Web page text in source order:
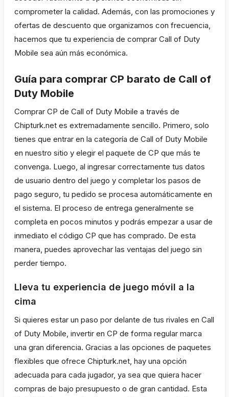
comprometer la calidad. Además, con las promociones y
ofertas de descuento que organizamos con frecuencia,
hacemos que tu experiencia de comprar Call of Duty
Mobile sea aún más económica.
Guía para comprar CP barato de Call of
Duty Mobile
Comprar CP de Call of Duty Mobile a través de
Chipturk.net es extremadamente sencillo. Primero, solo
tienes que entrar en la categoría de Call of Duty Mobile
en nuestro sitio y elegir el paquete de CP que más te
convenga. Luego, al ingresar correctamente tus datos
de usuario dentro del juego y completar los pasos de
pago seguro, tu pedido se procesa automáticamente en
el sistema. El proceso de entrega generalmente se
completa en pocos minutos y podrás empezar a usar de
inmediato el código CP que has comprado. De esta
manera, puedes aprovechar las ventajas del juego sin
perder tiempo.
Lleva tu experiencia de juego móvil a la
cima
Si quieres estar un paso por delante de tus rivales en Call
of Duty Mobile, invertir en CP de forma regular marca
una gran diferencia. Gracias a las opciones de paquetes
flexibles que ofrece Chipturk.net, hay una opción
adecuada para cada jugador, ya sea que quiera hacer
compras de bajo presupuesto o de gran cantidad. Esta